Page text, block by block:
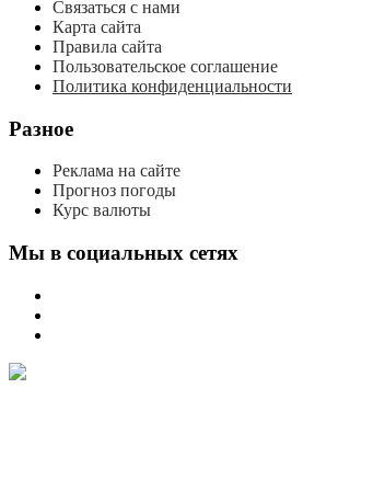
Связаться с нами
Карта сайта
Правила сайта
Пользовательское соглашение
Политика конфиденциальности
Разное
Реклама на сайте
Прогноз погоды
Курс валюты
Мы в социальных сетях